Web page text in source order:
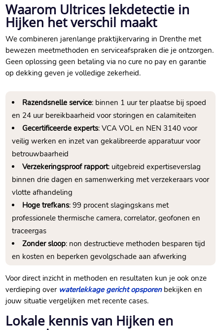
Waarom Ultrices lekdetectie in
Hijken het verschil maakt
We combineren jarenlange praktijkervaring in Drenthe met
bewezen meetmethoden en serviceafspraken die je ontzorgen.​
Geen oplossing geen betaling via no cure no pay en garantie
op dekking geven je volledige zekerheid.​
Razendsnelle service: binnen 1 uur ter plaatse bij spoed
en 24 uur bereikbaarheid voor storingen en calamiteiten
Gecertificeerde experts: VCA VOL en NEN 3140 voor
veilig werken en inzet van gekalibreerde apparatuur voor
betrouwbaarheid
Verzekeringsproof rapport: uitgebreid expertiseverslag
binnen drie dagen en samenwerking met verzekeraars voor
vlotte afhandeling
Hoge trefkans: 99 procent slagingskans met
professionele thermische camera, correlator, geofonen en
traceergas
Zonder sloop: non destructieve methoden besparen tijd
en kosten en beperken gevolgschade aan afwerking
Voor direct inzicht in methoden en resultaten kun je ook onze
verdieping over waterlekkage gericht opsporenbekijken en
jouw situatie vergelijken met recente cases.​
Lokale kennis van Hijken en